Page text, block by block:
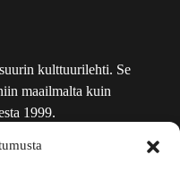
kulttuurilehti. Se
maailmalta kuin
1999.